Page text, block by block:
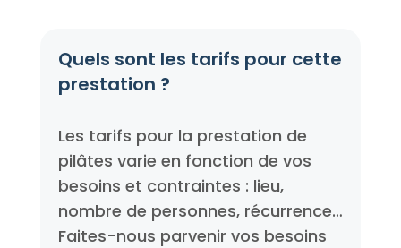
Quels sont les tarifs pour cette
prestation ?
Les tarifs pour la prestation de
pilâtes varie en fonction de vos
besoins et contraintes : lieu,
nombre de personnes, récurrence…
Faites-nous parvenir vos besoins